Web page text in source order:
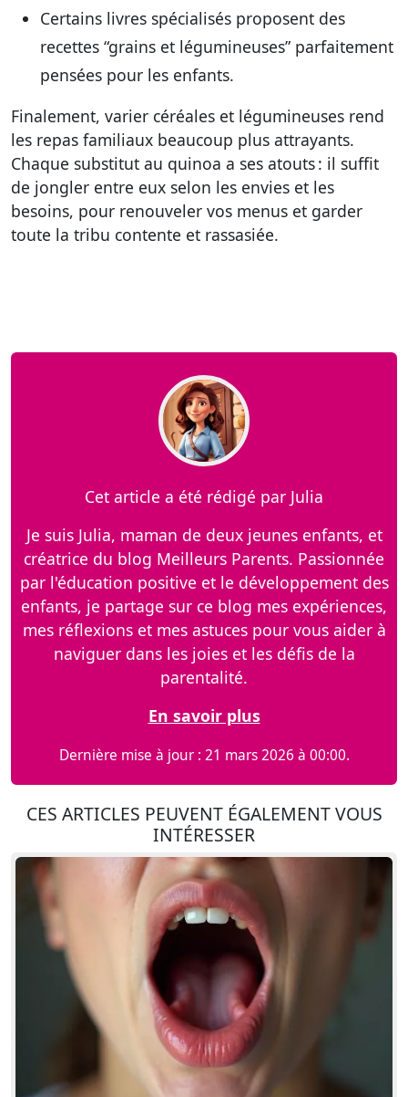
Certains livres spécialisés proposent des
recettes “grains et légumineuses” parfaitement
pensées pour les enfants.
Finalement, varier céréales et légumineuses rend
les repas familiaux beaucoup plus attrayants.
Chaque substitut au quinoa a ses atouts : il suffit
de jongler entre eux selon les envies et les
besoins, pour renouveler vos menus et garder
toute la tribu contente et rassasiée.
Cet article a été rédigé par Julia
Je suis Julia, maman de deux jeunes enfants, et
créatrice du blog Meilleurs Parents. Passionnée
par l'éducation positive et le développement des
enfants, je partage sur ce blog mes expériences,
mes réflexions et mes astuces pour vous aider à
naviguer dans les joies et les défis de la
parentalité.
En savoir plus
Dernière mise à jour : 21 mars 2026 à 00:00.
CES ARTICLES PEUVENT ÉGALEMENT VOUS
INTÉRESSER